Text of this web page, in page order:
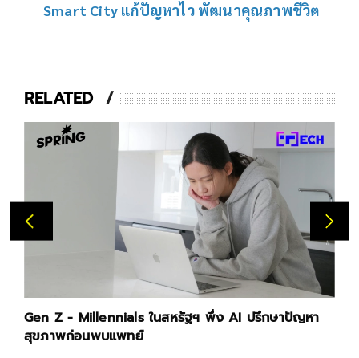
Smart City แก้ปัญหาไว พัฒนาคุณภาพชีวิต
RELATED
Gen Z - Millennials ในสหรัฐฯ พึ่ง AI ปรึกษาปัญหา
สุขภาพก่อนพบแพทย์